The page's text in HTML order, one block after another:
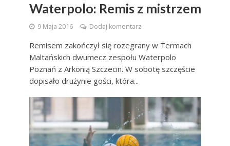
Waterpolo: Remis z mistrzem
9 Maja 2016 Dodaj komentarz
Remisem zakończył się rozegrany w Termach
Maltańskich dwumecz zespołu Waterpolo
Poznań z Arkonią Szczecin. W sobotę szczęście
dopisało drużynie gości, która...